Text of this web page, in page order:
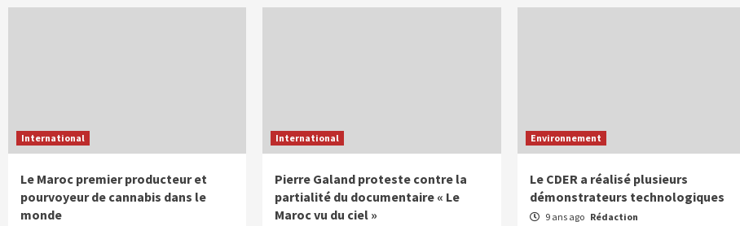
International
Le Maroc premier producteur et
pourvoyeur de cannabis dans le
monde
International
Pierre Galand proteste contre la
partialité du documentaire « Le
Maroc vu du ciel »
Environnement
Le CDER a réalisé plusieurs
démonstrateurs technologiques
9 ans ago Rédaction